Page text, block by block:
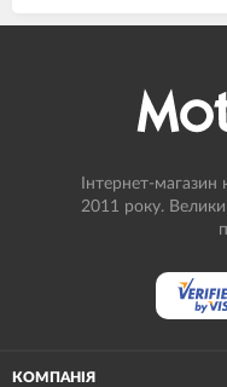
Інтернет-
2011 року.
КОМПАНІЯ